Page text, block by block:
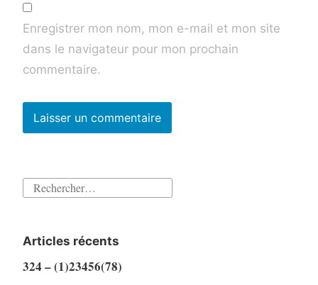
Enregistrer mon nom, mon e-mail et mon site
dans le navigateur pour mon prochain
commentaire.
Rechercher :
Articles récents
324 – (1)23456(78)